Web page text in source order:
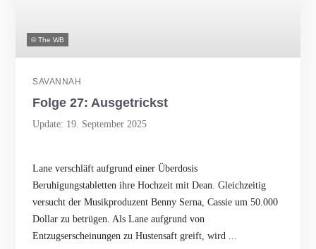
© The WB
SAVANNAH
Folge 27: Ausgetrickst
Update: 19. September 2025
Lane verschläft aufgrund einer Überdosis
Beruhigungstabletten ihre Hochzeit mit Dean. Gleichzeitig
versucht der Musikproduzent Benny Serna, Cassie um 50.000
Dollar zu betrügen. Als Lane aufgrund von
Entzugserscheinungen zu Hustensaft greift, wird ...